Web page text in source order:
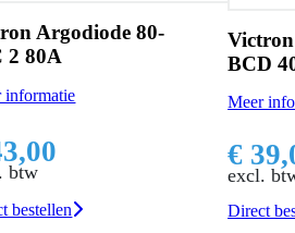
Argodiode 80-
2 80A
informatie
btw
bestellen
BCD
Meer
€
excl.
Direct